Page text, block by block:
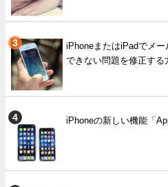
iPhoneまたはiPadでメ
できない問題を修正する
iPhoneの新しい機能「